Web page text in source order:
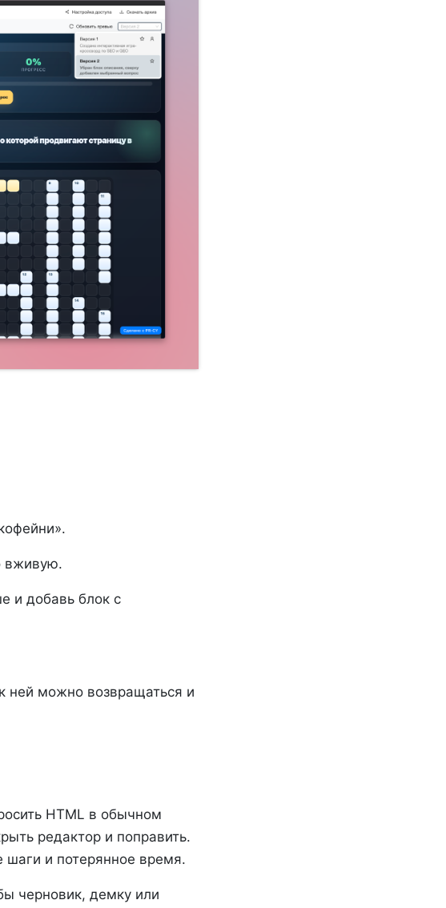
вживую.
и добавь блок с
ней можно возвращаться и
HTML в обычном
редактор и поправить.
шаги и потерянное время.
черновик, демку или